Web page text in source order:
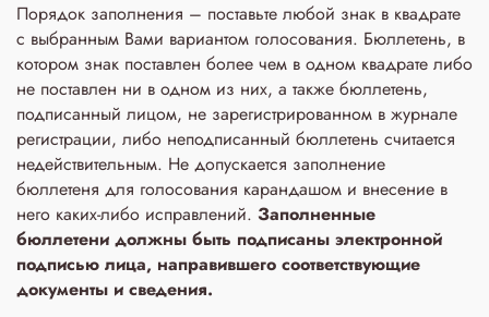
Порядок заполнения – поставьте любой знак в квадрате
с выбранным Вами вариантом голосования. Бюллетень, в
котором знак поставлен более чем в одном квадрате либо
не поставлен ни в одном из них, а также бюллетень,
подписанный лицом, не зарегистрированном в журнале
регистрации, либо неподписанный бюллетень считается
недействительным. Не допускается заполнение
бюллетеня для голосования карандашом и внесение в
него каких-либо исправлений. Заполненные
бюллетени должны быть подписаны электронной
подписью лица, направившего соответствующие
документы и сведения.